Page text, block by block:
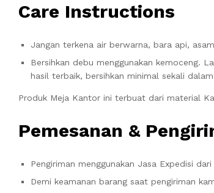
Care Instructions
Jangan terkena air berwarna, bara api,
Bersihkan debu menggunakan kemoceng.
hasil terbaik, bersihkan minimal sekali
Produk Meja Kantor ini terbuat dari material
Pemesanan &
Pengiriman menggunakan Jasa Expedisi
Demi keamanan barang saat pengiriman